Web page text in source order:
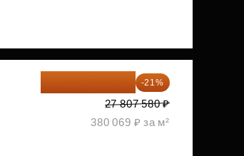
-21%
27 807 580 ₽
380 069 ₽ за м²